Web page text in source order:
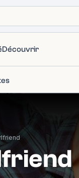
Découvrir